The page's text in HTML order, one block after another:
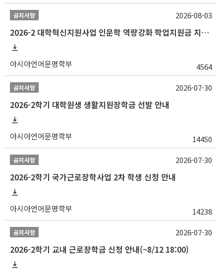
공지사항
2026-2 대학혁신지원사업 인문학 역량강화 학업지원금 지원 선발 안내 (학/석/박사)
아시아언어문명학부 4564
2026-08-03
공지사항
2026-2학기 대학원생 생활지원장학금 선발 안내
아시아언어문명학부 14450
2026-07-30
공지사항
2026-2학기 국가근로장학사업 2차 학생 신청 안내
아시아언어문명학부 14238
2026-07-30
공지사항
2026-2학기 교내 근로장학금 신청 안내(~8/12 18:00)
2026-07-30